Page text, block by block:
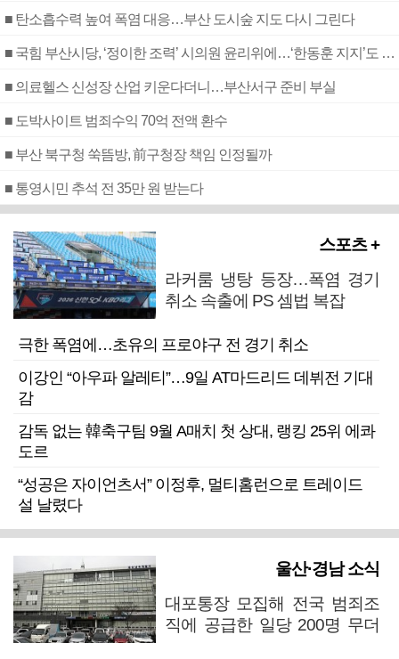
■ 탄소흡수력 높여 폭염 대응…부산 도시숲 지도 다시 그린다
■ 국힘 부산시당, ‘정이한 조력’ 시의원 윤리위에…‘한동훈 지지’도 신고접수
■ 의료헬스 신성장 산업 키운다더니…부산서구 준비 부실
■ 도박사이트 범죄수익 70억 전액 환수
■ 부산 북구청 쑥뜸방, 前구청장 책임 인정될까
■ 통영시민 추석 전 35만 원 받는다
스포츠 +
라커룸 냉탕 등장…폭염 경기
취소 속출에 PS 셈법 복잡
극한 폭염에…초유의 프로야구 전 경기 취소
이강인 “아우파 알레티”…9일 AT마드리드 데뷔전 기대
감
감독 없는 韓축구팀 9월 A매치 첫 상대, 랭킹 25위 에콰
도르
“성공은 자이언츠서” 이정후, 멀티홈런으로 트레이드
설 날렸다
울산·경남 소식
대포통장 모집해 전국 범죄조
직에 공급한 일당 200명 무더